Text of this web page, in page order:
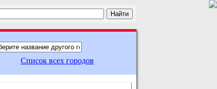
Список всех городов